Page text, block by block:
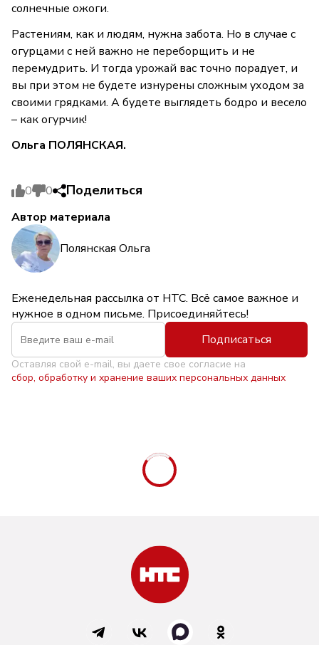
солнечные ожоги.
Растениям, как и людям, нужна забота. Но в случае с
огурцами с ней важно не переборщить и не
перемудрить. И тогда урожай вас точно порадует, и
вы при этом не будете изнурены сложным уходом за
своими грядками. А будете выглядеть бодро и весело
– как огурчик!
Ольга ПОЛЯНСКАЯ.
0 0 Поделиться
Автор материала
Полянская Ольга
Еженедельная рассылка от НТС. Всё самое важное и
нужное в одном письме. Присоединяйтесь!
Подписаться
Оставляя свой e-mail, вы даете свое согласие на
сбор, обработку и хранение ваших персональных данных